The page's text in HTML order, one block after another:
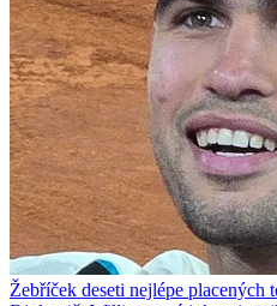
Žebříček deseti nejlépe placených